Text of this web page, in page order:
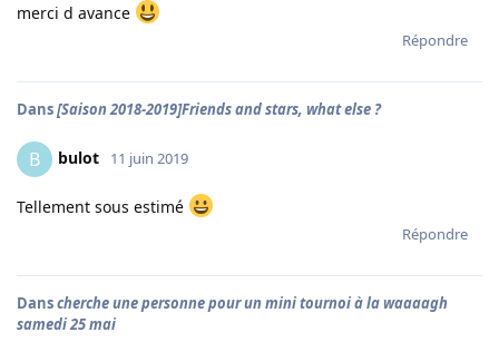
merci d avance
Répondre
Dans[Saison 2018-2019]Friends and stars, what else ?
B bulot 11 juin 2019
Tellement sous estimé
Répondre
Danscherche une personne pour un mini tournoi à la waaaagh
samedi 25 mai